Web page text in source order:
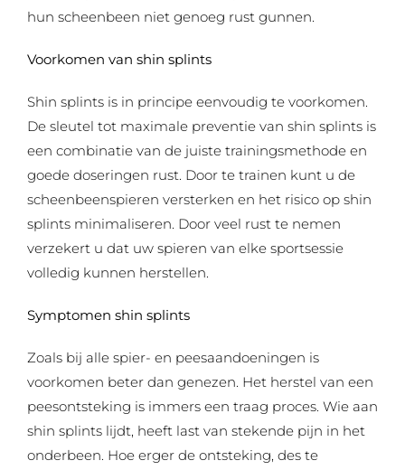
hun scheenbeen niet genoeg rust gunnen.
Voorkomen van shin splints
Shin splints is in principe eenvoudig te voorkomen.
De sleutel tot maximale preventie van shin splints is
een combinatie van de juiste trainingsmethode en
goede doseringen rust. Door te trainen kunt u de
scheenbeenspieren versterken en het risico op shin
splints minimaliseren. Door veel rust te nemen
verzekert u dat uw spieren van elke sportsessie
volledig kunnen herstellen.
Symptomen shin splints
Zoals bij alle spier- en peesaandoeningen is
voorkomen beter dan genezen. Het herstel van een
peesontsteking is immers een traag proces. Wie aan
shin splints lijdt, heeft last van stekende pijn in het
onderbeen. Hoe erger de ontsteking, des te